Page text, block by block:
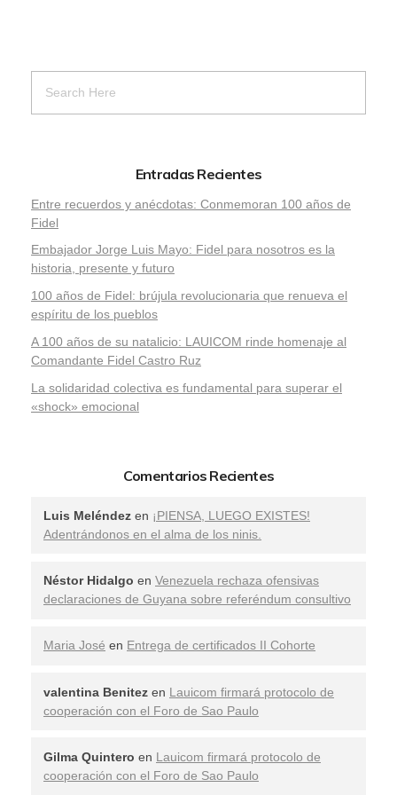
Entradas Recientes
Entre recuerdos y anécdotas: Conmemoran 100 años de
Fidel
Embajador Jorge Luis Mayo: Fidel para nosotros es la
historia, presente y futuro
100 años de Fidel: brújula revolucionaria que renueva el
espíritu de los pueblos
A 100 años de su natalicio: LAUICOM rinde homenaje al
Comandante Fidel Castro Ruz
La solidaridad colectiva es fundamental para superar el
«shock» emocional
Comentarios Recientes
Luis Meléndez en ¡PIENSA, LUEGO EXISTES!
Adentrándonos en el alma de los ninis.
Néstor Hidalgo en Venezuela rechaza ofensivas
declaraciones de Guyana sobre referéndum consultivo
Maria José en Entrega de certificados II Cohorte
valentina Benitez en Lauicom firmará protocolo de
cooperación con el Foro de Sao Paulo
Gilma Quintero en Lauicom firmará protocolo de
cooperación con el Foro de Sao Paulo